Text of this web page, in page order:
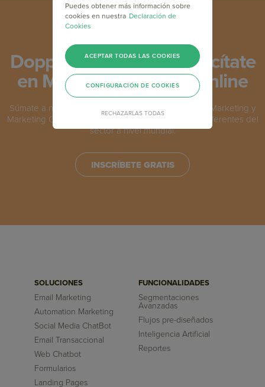
Doppler Academy: Capacítate
en Marketing, gratis y online
Súmate a nuestro programa de formación en Email Marketing y
Marketing Online y capacítate junto a los máximos referentes del
sector a nivel mundial.
INSCRÍBETE GRATIS
SOLUCIONES
Email Marketing
Automation Marketing
Social Media ChatBot
Email Transaccional
Web Chatbot
Formularios
Landing Pages
FUNCIONALIDADES
Segmentaciones
Avanzadas
Flujos pre-diseñados
Inteligencia Artificial
Reportes
Puedes obtener más información sobre
cookies en nuestra Declaración de
Cookies
RECHAZARLAS TODAS
ACEPTAR TODAS LAS COOKIES
CONFIGURACIÓN DE COOKIES